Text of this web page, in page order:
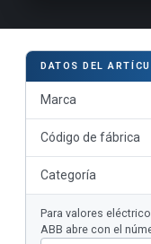
DATOS DEL
Marca
Código de fábrica
Categoría
Para valores
ABB abre con el